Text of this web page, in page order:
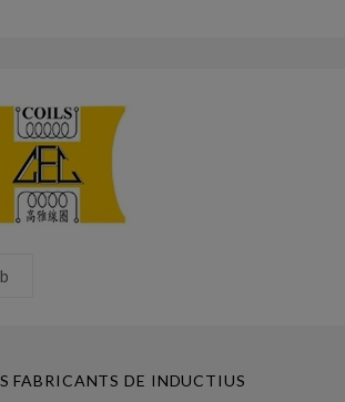
FABRICANTS DE INDUCTIUS